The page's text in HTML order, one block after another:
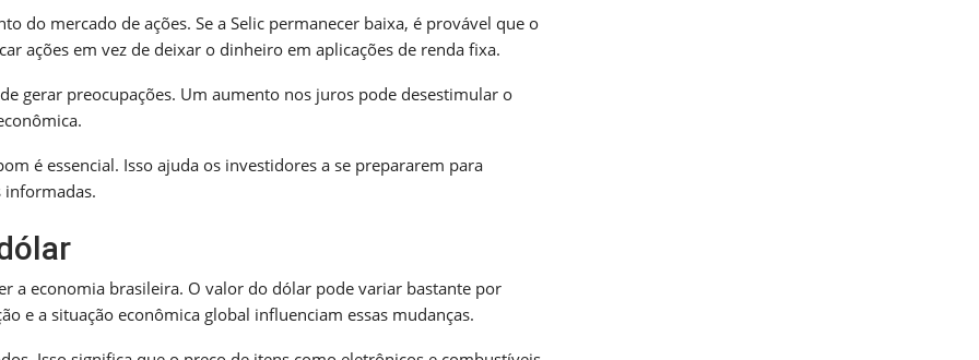
do mercado de ações. Se a Selic permanecer baixa, é provável que o
ações em vez de deixar o dinheiro em aplicações de renda fixa.
gerar preocupações. Um aumento nos juros pode desestimular o
é essencial. Isso ajuda os investidores a se prepararem para
informadas.
a economia brasileira. O valor do dólar pode variar bastante por
e a situação econômica global influenciam essas mudanças.